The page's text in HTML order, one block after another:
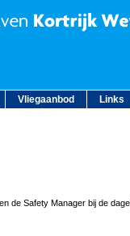
Vliegaanbod Links
de Safety Manager bij de